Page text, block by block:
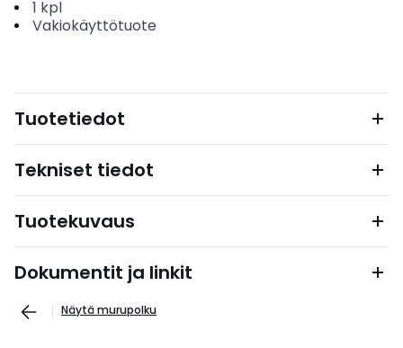
1 kpl
Vakiokäyttötuote
Tuotetiedot
Tekniset tiedot
Tuotekuvaus
Dokumentit ja linkit
Näytä murupolku